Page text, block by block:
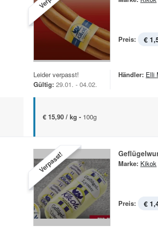
Preis: €
Leider verpasst!
Gültig: 29.01. - 04.02.
Händler: Elli
€ 15,90 / kg - 100g
Verpasst! Marke: Kikok
Preis: €